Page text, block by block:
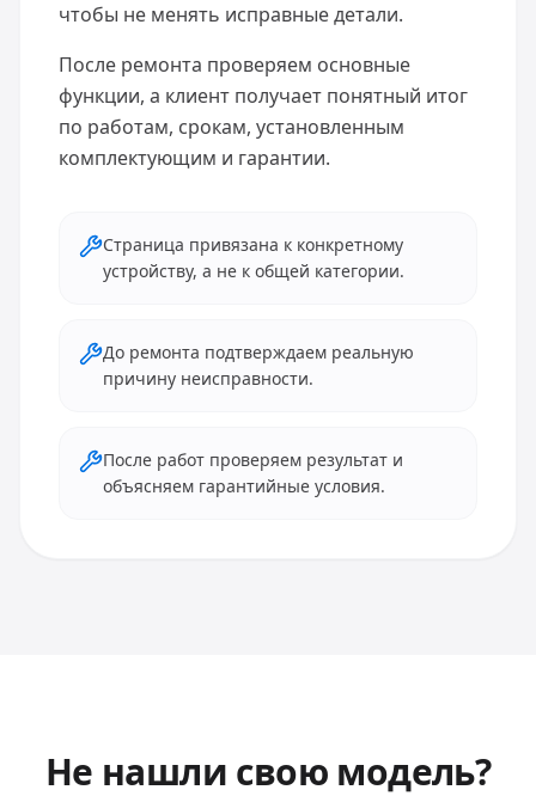
чтобы не менять исправные детали.
После ремонта проверяем основные
функции, а клиент получает понятный итог
по работам, срокам, установленным
комплектующим и гарантии.
Страница привязана к конкретному
устройству, а не к общей категории.
До ремонта подтверждаем реальную
причину неисправности.
После работ проверяем результат и
объясняем гарантийные условия.
Не нашли свою модель?